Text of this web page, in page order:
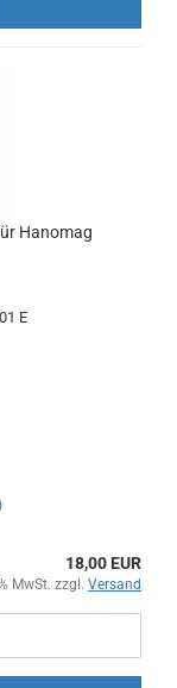
Hanomag
E
18,00 EUR
MwSt. zzgl. Versand